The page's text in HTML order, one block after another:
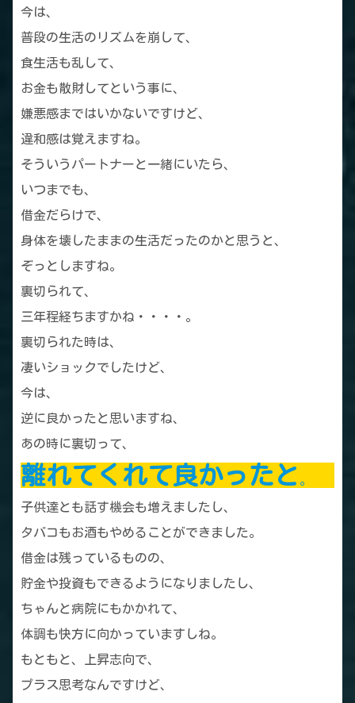
今は、
普段の生活のリズムを崩して、
食生活も乱して、
お金も散財してという事に、
嫌悪感まではいかないですけど、
違和感は覚えますね。
そういうパートナーと一緒にいたら、
いつまでも、
借金だらけで、
身体を壊したままの生活だったのかと思うと、
ぞっとしますね。
裏切られて、
三年程経ちますかね・・・・。
裏切られた時は、
凄いショックでしたけど、
今は、
逆に良かったと思いますね、
あの時に裏切って、
離れてくれて良かったと 。
子供達とも話す機会も増えましたし、
タバコもお酒もやめることができました。
借金は残っているものの、
貯金や投資もできるようになりましたし、
ちゃんと病院にもかかれて、
体調も快方に向かっていますしね。
もともと、上昇志向で、
プラス思考なんですけど、